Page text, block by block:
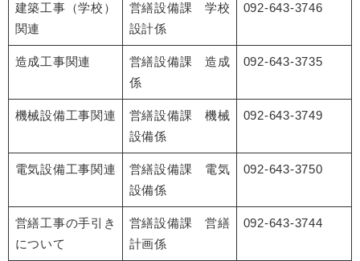
建築工事（学校）
関連
営繕設備課 学校
設計係
092-643-3746
造成工事関連
営繕設備課 造成
係
092-643-3735
機械設備工事関連
営繕設備課 機械
設備係
092-643-3749
電気設備工事関連
営繕設備課 電気
設備係
092-643-3750
営繕工事の手引き
について
営繕設備課 営繕
計画係
092-643-3744